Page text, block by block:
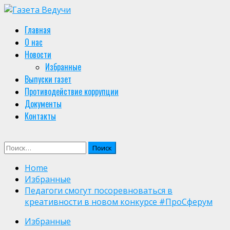
Skip
content
Primary
Menu
Главная
О нас
Новости
Избранные
Выпуски газет
Противодействие коррупции
Документы
Контакты
Найти:
Home
Избранные
Педагоги смогут посоревноваться в
креативности в новом конкурсе #ПроСферум
Избранные